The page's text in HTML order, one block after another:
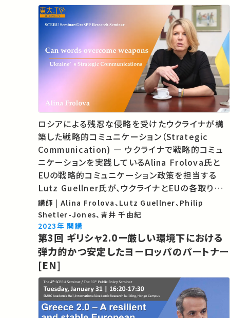
ロシアによる残忍な侵略を受けたウクライナが構
築した戦略的コミュニケーション（Strategic
Communication) ― ウクライナで戦略的コミュ
ニケーションを実践しているAlina Frolova氏と
EUの戦略的コミュニケーション政策を担当する
Lutz Guellner氏が、ウクライナとEUの各取り組
みを批判的に評価し、今後の課題と教訓について
議論します。 パネリスト Alina Frolova, Lutz
Guellner モデレーター Philip Shetler-Jones
…
講師 | Alina Frolova、Lutz Guellner、Philip
Shetler-Jones、青井 千由紀
2023年 開講
第3回 ギリシャ2.0ー厳しい環境下における
弾力的かつ安定したヨーロッパのパートナー
[EN]